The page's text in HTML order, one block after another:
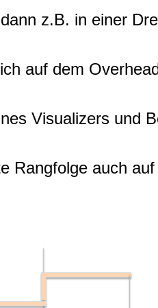
z.B. in einer
auf dem
Visualizers und
Rangfolge auch